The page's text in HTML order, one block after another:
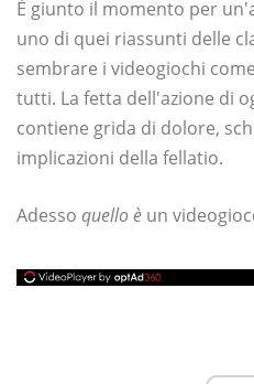
È giunto il momento per
uno di quei riassunti delle
sembrare i videogiochi
tutti. La fetta dell'azione di
contiene grida di dolore,
implicazioni della fellatio.
Adesso quello è un